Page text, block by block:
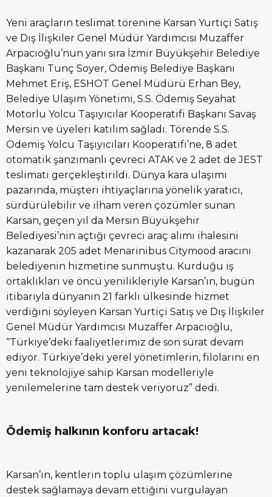
Yeni araçların teslimat törenine Karsan Yurtiçi Satış
ve Dış İlişkiler Genel Müdür Yardımcısı Muzaffer
Arpacıoğlu’nun yanı sıra İzmir Büyükşehir Belediye
Başkanı Tunç Soyer, Ödemiş Belediye Başkanı
Mehmet Eriş, ESHOT Genel Müdürü Erhan Bey,
Belediye Ulaşım Yönetimi, S.S. Ödemiş Seyahat
Motorlu Yolcu Taşıyıcılar Kooperatifi Başkanı Savaş
Mersin ve üyeleri katılım sağladı. Törende S.S.
Ödemiş Yolcu Taşıyıcıları Kooperatifi’ne, 8 adet
otomatik şanzımanlı çevreci ATAK ve 2 adet de JEST
teslimatı gerçekleştirildi. Dünya kara ulaşımı
pazarında, müşteri ihtiyaçlarına yönelik yaratıcı,
sürdürülebilir ve ilham veren çözümler sunan
Karsan, geçen yıl da Mersin Büyükşehir
Belediyesi’nin açtığı çevreci araç alımı ihalesini
kazanarak 205 adet Menarinibus Citymood aracını
belediyenin hizmetine sunmuştu. Kurduğu iş
ortaklıkları ve öncü yenilikleriyle Karsan’ın, bugün
itibarıyla dünyanın 21 farklı ülkesinde hizmet
verdiğini söyleyen Karsan Yurtiçi Satış ve Dış İlişkiler
Genel Müdür Yardımcısı Muzaffer Arpacıoğlu,
“Türkiye’deki faaliyetlerimiz de son sürat devam
ediyor. Türkiye’deki yerel yönetimlerin, filolarını en
yeni teknolojiye sahip Karsan modelleriyle
yenilemelerine tam destek veriyoruz” dedi.
Ödemiş halkının konforu artacak!
Karsan’ın, kentlerin toplu ulaşım çözümlerine
destek sağlamaya devam ettiğini vurgulayan